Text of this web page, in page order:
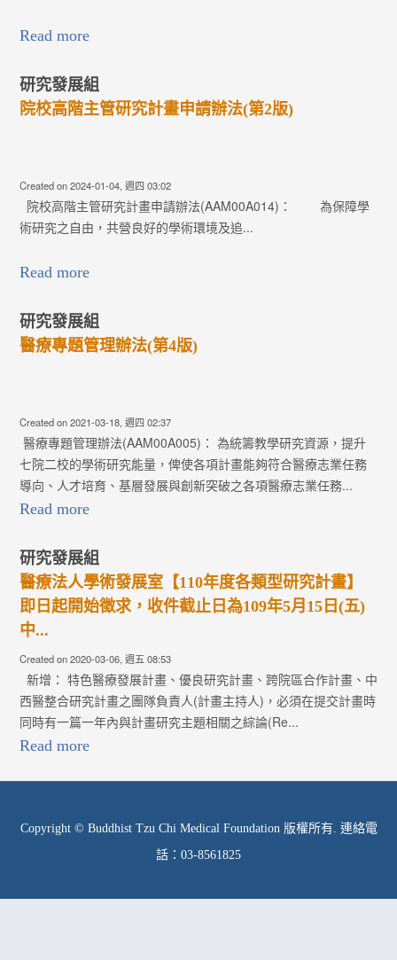
Read more
研究發展組
院校高階主管研究計畫申請辦法(第2版)
Created on 2024-01-04, 週四 03:02
院校高階主管研究計畫申請辦法(AAM00A014)： 為保障學
術研究之自由，共營良好的學術環境及追...
Read more
研究發展組
醫療專題管理辦法(第4版)
Created on 2021-03-18, 週四 02:37
醫療專題管理辦法(AAM00A005)： 為統籌教學研究資源，提升
七院二校的學術研究能量，俾使各項計畫能夠符合醫療志業任務
導向、人才培育、基層發展與創新突破之各項醫療志業任務...
Read more
研究發展組
醫療法人學術發展室【110年度各類型研究計畫】
即日起開始徵求，收件截止日為109年5月15日(五)
中...
Created on 2020-03-06, 週五 08:53
新增： 特色醫療發展計畫、優良研究計畫、跨院區合作計畫、中
西醫整合研究計畫之團隊負責人(計畫主持人)，必須在提交計畫時
同時有一篇一年內與計畫研究主題相關之綜論(Re...
Read more
Copyright © Buddhist Tzu Chi Medical Foundation 版權所有. 連絡電
話：03-8561825